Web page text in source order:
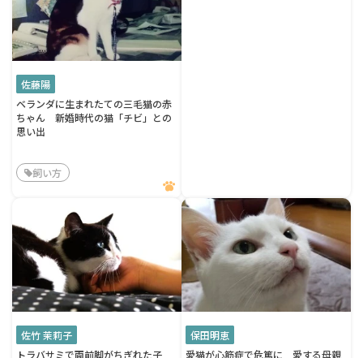
佐藤陽
ベランダに生まれたての三毛猫の赤
ちゃん 新婚時代の猫「チビ」との
思い出
飼い方
佐竹 茉莉子
トラバサミで両前脚がちぎれた子
保田明恵
愛猫が心筋症で危篤に 愛する母親